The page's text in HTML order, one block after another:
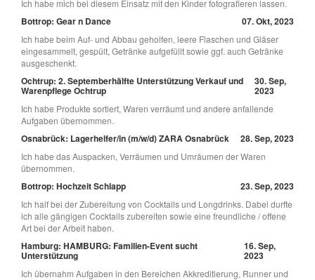
Ich habe mich bei diesem Einsatz mit den Kinder fotografieren lassen.
Bottrop: Gear n Dance 07. Okt, 2023
Ich habe beim Auf- und Abbau geholfen, leere Flaschen und Gläser
eingesammelt, gespült, Getränke aufgefüllt sowie ggf. auch Getränke
ausgeschenkt.
Ochtrup: 2. Septemberhälfte Unterstützung Verkauf und
Warenpflege Ochtrup
30. Sep,
2023
Ich habe Produkte sortiert, Waren verräumt und andere anfallende
Aufgaben übernommen.
Osnabrück: Lagerhelfer/in (m/w/d) ZARA Osnabrück 28. Sep, 2023
Ich habe das Auspacken, Verräumen und Umräumen der Waren
übernommen.
Bottrop: Hochzeit Schlapp 23. Sep, 2023
Ich half bei der Zubereitung von Cocktails und Longdrinks. Dabei durfte
ich alle gängigen Cocktails zubereiten sowie eine freundliche / offene
Art bei der Arbeit haben.
Hamburg: HAMBURG: Familien-Event sucht
Unterstützung
16. Sep,
2023
Ich übernahm Aufgaben in den Bereichen Akkreditierung, Runner und